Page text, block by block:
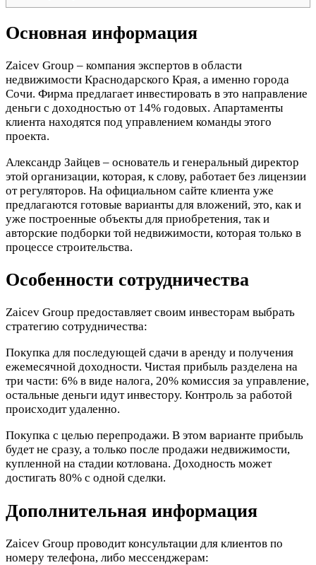
Основная информация
Zaicev Group – компания экспертов в области
недвижимости Краснодарского Края, а именно города
Сочи. Фирма предлагает инвестировать в это направление
деньги с доходностью от 14% годовых. Апартаменты
клиента находятся под управлением команды этого
проекта.
Александр Зайцев – основатель и генеральный директор
этой организации, которая, к слову, работает без лицензии
от регуляторов. На официальном сайте клиента уже
предлагаются готовые варианты для вложений, это, как и
уже построенные объекты для приобретения, так и
авторские подборки той недвижимости, которая только в
процессе строительства.
Особенности сотрудничества
Zaicev Group предоставляет своим инвесторам выбрать
стратегию сотрудничества:
Покупка для последующей сдачи в аренду и получения
ежемесячной доходности. Чистая прибыль разделена на
три части: 6% в виде налога, 20% комиссия за управление,
остальные деньги идут инвестору. Контроль за работой
происходит удаленно.
Покупка с целью перепродажи. В этом варианте прибыль
будет не сразу, а только после продажи недвижимости,
купленной на стадии котлована. Доходность может
достигать 80% с одной сделки.
Дополнительная информация
Zaicev Group проводит консультации для клиентов по
номеру телефона, либо мессенджерам: